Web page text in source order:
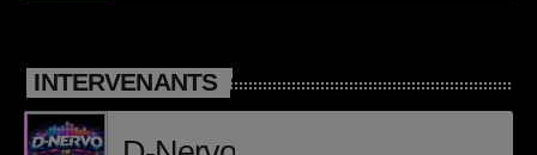
pop electro
Posts
INTERVENANTS